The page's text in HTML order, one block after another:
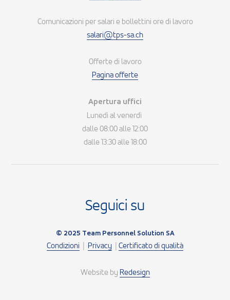
Comunicazioni per salari e bollettini ore di lavoro
salari@tps-sa.ch
Offerte di lavoro
Pagina offerte
Apertura uffici
Lunedì al venerdì
dalle 08:00 alle 12:00
dalle 13:30 alle 18:00
Seguici su
© 2025 Team Personnel Solution SA
Condizioni | Privacy | Certificato di qualità
Website by Redesign